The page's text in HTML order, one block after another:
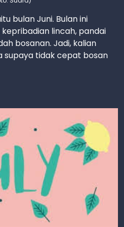
bulan Juni. Bulan ini
lincah, pandai
bosanan. Jadi, kalian
supaya tidak cepat bosan